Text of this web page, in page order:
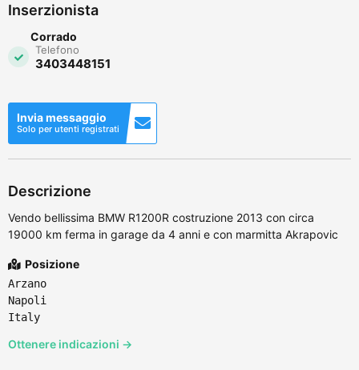
Inserzionista
Corrado
Telefono
3403448151
Invia messaggio
Solo per utenti registrati
Descrizione
Vendo bellissima BMW R1200R costruzione 2013 con circa
19000 km ferma in garage da 4 anni e con marmitta Akrapovic
Posizione
Arzano
Napoli
Italy
Ottenere indicazioni →